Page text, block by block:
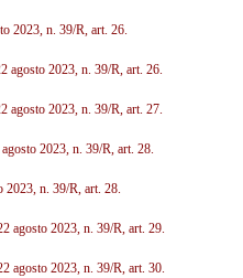
2023, n. 39/R, art. 26.
agosto 2023, n. 39/R, art. 26.
agosto 2023, n. 39/R, art. 27.
2023, n. 39/R, art. 28.
2023, n. 39/R, art. 28.
agosto 2023, n. 39/R, art. 29.
agosto 2023, n. 39/R, art. 30.